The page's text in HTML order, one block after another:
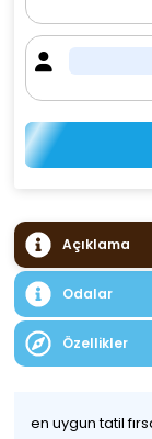
Açıklama
Odalar
Özellikler
en uygun tatil